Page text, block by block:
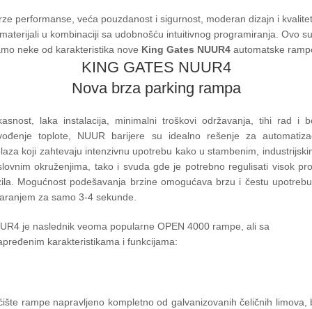
performanse, veća pouzdanost i sigurnost, moderan dizajn i
materijali u kombinaciji sa udobnošću intuitivnog programiranja. Ovo su
neke od karakteristika nove King Gates NUUR4 automatske
KING GATES NUUR4
Nova brza parking rampa
laka instalacija, minimalni troškovi održavanja, tihi rad i
toplote, NUUR barijere su idealno rešenje za
koji zahtevaju intenzivnu upotrebu kako u stambenim,
okruženjima, tako i svuda gde je potrebno regulisati visok
Mogućnost podešavanja brzine omogućava brzu i čestu
za samo 3-4 sekunde.
je naslednik veoma popularne OPEN 4000 rampe, ali sa
karakteristikama i funkcijama:
rampe napravljeno kompletno od galvanizovanih čeličnih limova,